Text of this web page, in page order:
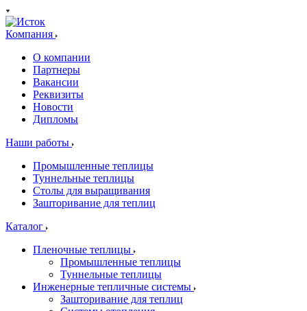
Компания
О компании
Партнеры
Вакансии
Реквизиты
Новости
Дипломы
Наши работы
Промышленные теплицы
Туннельные теплицы
Столы для выращивания
Зашторивание для теплиц
Каталог
Пленочные теплицы
Промышленные теплицы
Туннельные теплицы
Инженерные тепличные системы
Зашторивание для теплиц